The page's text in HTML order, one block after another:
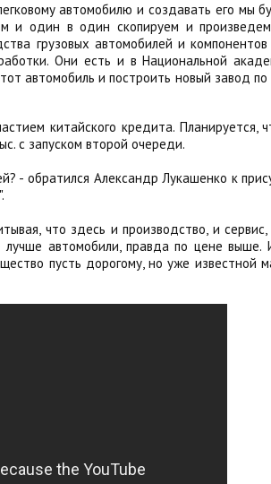
автомобилю и создавать его мы
и один в один скопируем и произведем
грузовых автомобилей и компонентов
Они есть и в Национальной
автомобиль и построить новый завод по
китайского кредита. Планируется,
с запуском второй очереди.
- обратился Александр Лукашенко к
что здесь и производство, и
автомобили, правда по цене выше.
пусть дорогому, но уже известной